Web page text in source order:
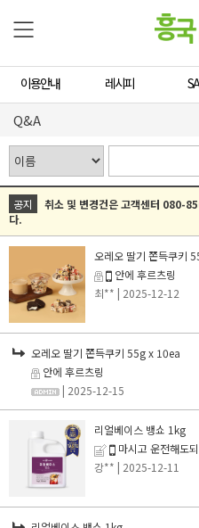
이용안내 레시피
Q&A
공지
취소 및 변경건은 고객센터 080-
다.
오레오 딸기 쫀득쿠키
안에 후르츠링
최** | 2025-12-12
오레오 딸기 쫀득쿠키 55g x 10ea
안에 후르츠링
| 2025-12-15
리얼베이스 뱅쇼 1kg
마시고 운전해도
강** | 2025-12-11